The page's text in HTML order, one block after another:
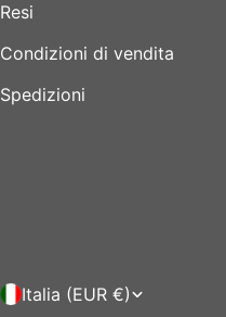
Resi
Condizioni di vendita
Spedizioni
P Italia (EUR €)